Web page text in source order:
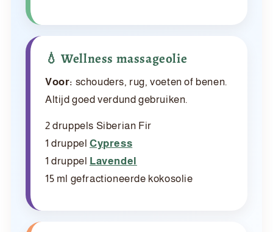
💧 Wellness massageolie
Voor: schouders, rug, voeten of benen.
Altijd goed verdund gebruiken.
2 druppels Siberian Fir
1 druppel Cypress
1 druppel
Lavendel
15 ml gefractioneerde kokosolie